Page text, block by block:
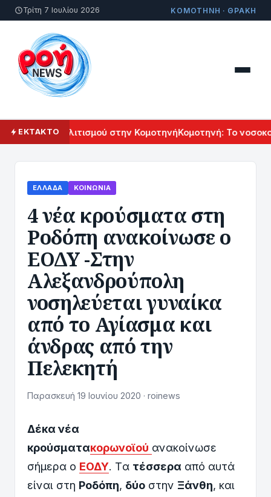
Τρίτη 7 Ιουλίου 2026 ΚΟΜΟΤΗΝΗ · ΘΡΑΚΗ
ΕΚΤΑΚΤΟΠολιτισμού στην ΚομοτηνήΚομοτηνή: Το
ΕΛΛΆΔΑ ΚΟΙΝΩΝΊΑ
4 νέα κρούσματα στη
Ροδόπη ανακοίνωσε ο
ΕΟΔΥ -Στην
Αλεξανδρούπολη
νοσηλεύεται γυναίκα
από το Αγίασμα και
άνδρας από την
Πελεκητή
Παρασκευή 19 Ιουνίου 2020 · roinews
Δέκα νέα
κρούσματακορωνοϊού ανακοίνωσε
σήμερα ο ΕΟΔΥ. Tα τέσσερα από αυτά
είναι στη Ροδόπη, δύο στην Ξάνθη, και